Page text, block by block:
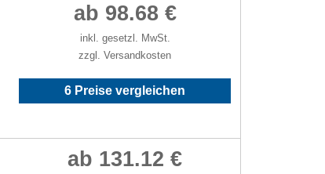
ab 98.68 €
inkl. gesetzl. MwSt.
zzgl. Versandkosten
6 Preise vergleichen
ab 131.12 €